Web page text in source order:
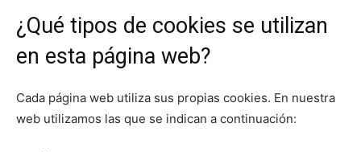
¿Qué tipos de cookies se utilizan
en esta página web?
Cada página web utiliza sus propias cookies. En nuestra
web utilizamos las que se indican a continuación: